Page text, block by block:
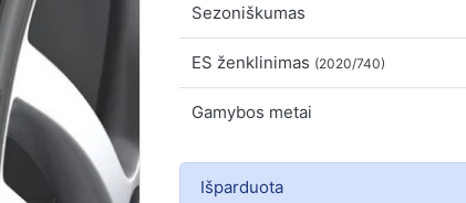
Sezoniškumas
ES ženklinimas (2020/740)
Gamybos metai
Išparduota